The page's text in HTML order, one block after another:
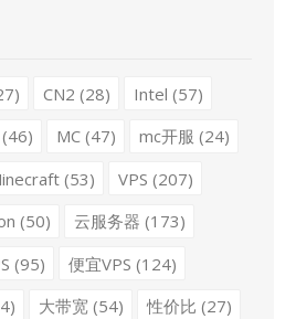
CN2 (28) Intel (57)
MC(47) mc开服 (24)
(53) VPS (207)
(50) 云服务器 (173)
(95) 便宜VPS (124)
大带宽(54) 性价比 (27)